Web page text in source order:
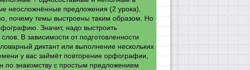
неосложнённые предложения (2 урока),
почему темы выстроены таким образом. Но
Значит, надо выстроить
В зависимости от подготовленности
диктант или выполнение нескольких
у вас займёт повторение орфографии,
по знакомству с простым предложением